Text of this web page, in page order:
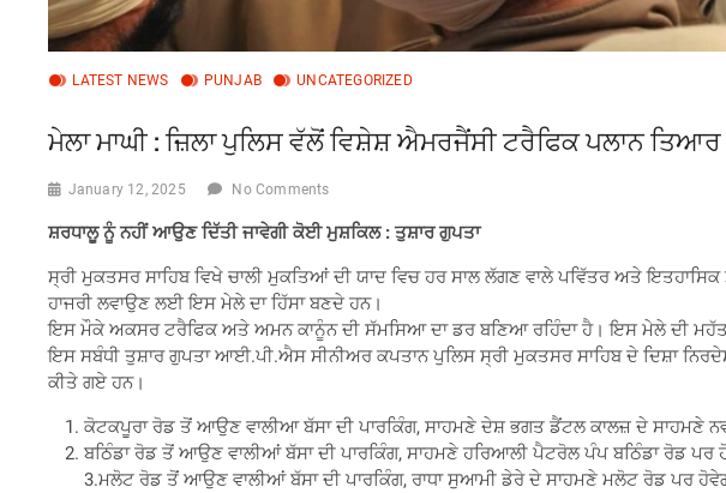
LATEST NEWS PUNJAB UNCATEGORIZED
ਮੇਲਾ ਮਾਘੀ : ਜ਼ਿਲਾ ਪੁਲਿਸ ਵੱਲੋਂ ਵਿਸ਼ੇਸ਼ ਐਮਰਜੈਂਸੀ ਟਰੈਫਿਕ ਪਲਾਨ ਤਿਆਰ
January 12, 2025 No Comments
ਸ਼ਰਧਾਲੂ ਨੂੰ ਨਹੀਂ ਆਉਣ ਦਿੱਤੀ ਜਾਵੇਗੀ ਕੋਈ ਮੁਸ਼ਕਿਲ : ਤੁਸ਼ਾਰ ਗੁਪਤਾ
ਸ੍ਰੀ ਮੁਕਤਸਰ ਸਾਹਿਬ ਵਿਖੇ ਚਾਲੀ ਮੁਕਤਿਆਂ ਦੀ ਯਾਦ ਵਿਚ ਹਰ ਸਾਲ ਲੱਗਣ ਵਾਲੇ ਪਵਿੱਤਰ ਅਤੇ
ਹਾਜਰੀ ਲਵਾਉਣ ਲਈ ਇਸ ਮੇਲੇ ਦਾ ਹਿੱਸਾ ਬਣਦੇ ਹਨ।
ਇਸ ਮੌਕੇ ਅਕਸਰ ਟਰੈਫਿਕ ਅਤੇ ਅਮਨ ਕਾਨੂੰਨ ਦੀ ਸੱਮਸਿਆ ਦਾ ਡਰ ਬਣਿਆ ਰਹਿੰਦਾ ਹੈ। ਇਸ ਮੇਲੇ ਦੀ
ਇਸ ਸਬੰਧੀ ਤੁਸ਼ਾਰ ਗੁਪਤਾ ਆਈ.ਪੀ.ਐਸ ਸੀਨੀਅਰ ਕਪਤਾਨ ਪੁਲਿਸ ਸ੍ਰੀ ਮੁਕਤਸਰ ਸਾਹਿਬ ਦੇ ਦਿਸ਼ਾ
ਕੀਤੇ ਗਏ ਹਨ।
ਕੋਟਕਪੂਰਾ ਰੋਡ ਤੋਂ ਆਉਣ ਵਾਲੀਆ ਬੱਸਾ ਦੀ ਪਾਰਕਿੰਗ, ਸਾਹਮਣੇ ਦੇਸ਼ ਭਗਤ ਡੈਂਟਲ ਕਾਲਜ਼ ਦੇ ਸਾਹਮਣੇ
ਬਠਿੰਡਾ ਰੋਡ ਤੋਂ ਆਉਣ ਵਾਲੀਆਂ ਬੱਸਾ ਦੀ ਪਾਰਕਿੰਗ, ਸਾਹਮਣੇ ਹਰਿਆਲੀ ਪੈਟਰੋਲ ਪੰਪ ਬਠਿੰਡਾ ਰੋਡ ਪਰ
3.ਮਲੋਟ ਰੋਡ ਤੋਂ ਆਉਣ ਵਾਲੀਆਂ ਬੱਸਾ ਦੀ ਪਾਰਕਿੰਗ, ਰਾਧਾ ਸੁਆਮੀ ਡੇਰੇ ਦੇ ਸਾਹਮਣੇ ਮਲੋਟ ਰੋਡ ਪਰ